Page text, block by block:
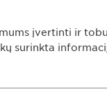
Ewopharma AG
Office
metai
naudotojo
įvertinti ir
surinkta